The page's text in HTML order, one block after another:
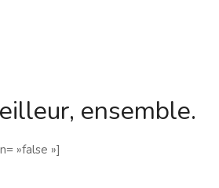
ensemble.
»false »]